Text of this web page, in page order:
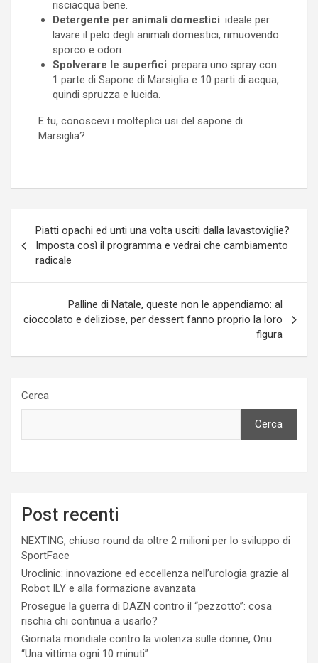
risciacqua bene.
Detergente per animali domestici: ideale per
lavare il pelo degli animali domestici, rimuovendo
sporco e odori.
Spolverare le superfici: prepara uno spray con
1 parte di Sapone di Marsiglia e 10 parti di acqua,
quindi spruzza e lucida.
E tu, conoscevi i molteplici usi del sapone di
Marsiglia?
articoli
Piatti opachi ed unti una volta usciti dalla lavastoviglie?
Imposta così il programma e vedrai che cambiamento
radicale
Palline di Natale, queste non le appendiamo: al
cioccolato e deliziose, per dessert fanno proprio la loro
figura
Cerca
Cerca
Post recenti
NEXTING, chiuso round da oltre 2 milioni per lo sviluppo di
SportFace
Uroclinic: innovazione ed eccellenza nell’urologia grazie al
Robot ILY e alla formazione avanzata
Prosegue la guerra di DAZN contro il “pezzotto”: cosa
rischia chi continua a usarlo?
Giornata mondiale contro la violenza sulle donne, Onu:
“Una vittima ogni 10 minuti”